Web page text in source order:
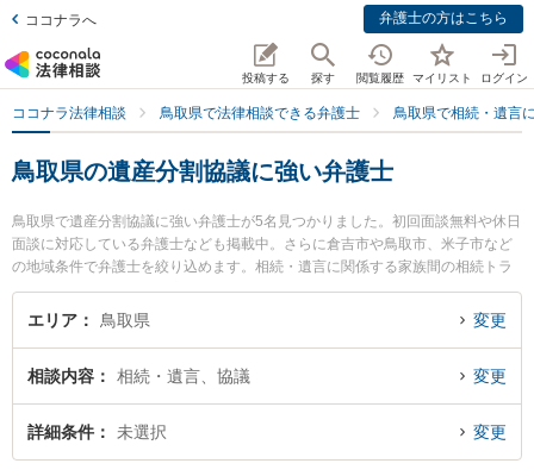
ココナラへ 弁護士の方はこちら
投稿する 探す 閲覧履歴 マイリスト ログイン
ココナラ法律相談 鳥取県で法律相談できる弁護士 鳥取県で相続・遺言
鳥取県の遺産分割協議に強い弁護士
鳥取県で遺産分割協議に強い弁護士が5名見つかりました。初回面談無料や休日
面談に対応している弁護士なども掲載中。さらに倉吉市や鳥取市、米子市など
の地域条件で弁護士を絞り込めます。相続・遺言に関係する家族間の相続トラ
ブルや認知症の相続、遺産分割等の細かな分野での絞り込み検索もでき便利で
す。特に弁護士法人はくと総合法律事務所の中﨑 雄一弁護士や倉吉ひかり法律
間に発生した遺産分割協議のトラブルを今すぐに弁護士に相談したい』『遺産
分割協議のトラブル解決の実績豊富な近くの弁護士を検索したい』『初回相談
無料で遺産分割協議を法律相談できる鳥取県内の弁護士に相談予約したい』な
エリア 鳥取県 変更
相談内容 相続・遺言、協議 変更
詳細条件 未選択 変更